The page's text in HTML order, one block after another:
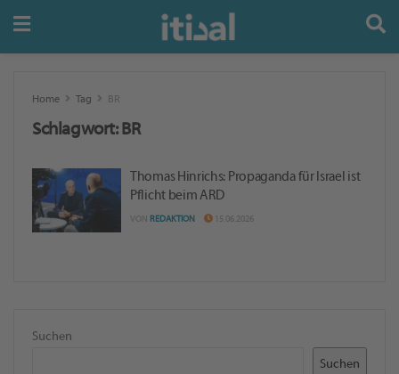
Home Tag BR
Schlagwort: BR
Thomas Hinrichs: Propaganda für Israel ist
Pflicht beim ARD
VON REDAKTION 15.06.2026
Suchen
Suchen